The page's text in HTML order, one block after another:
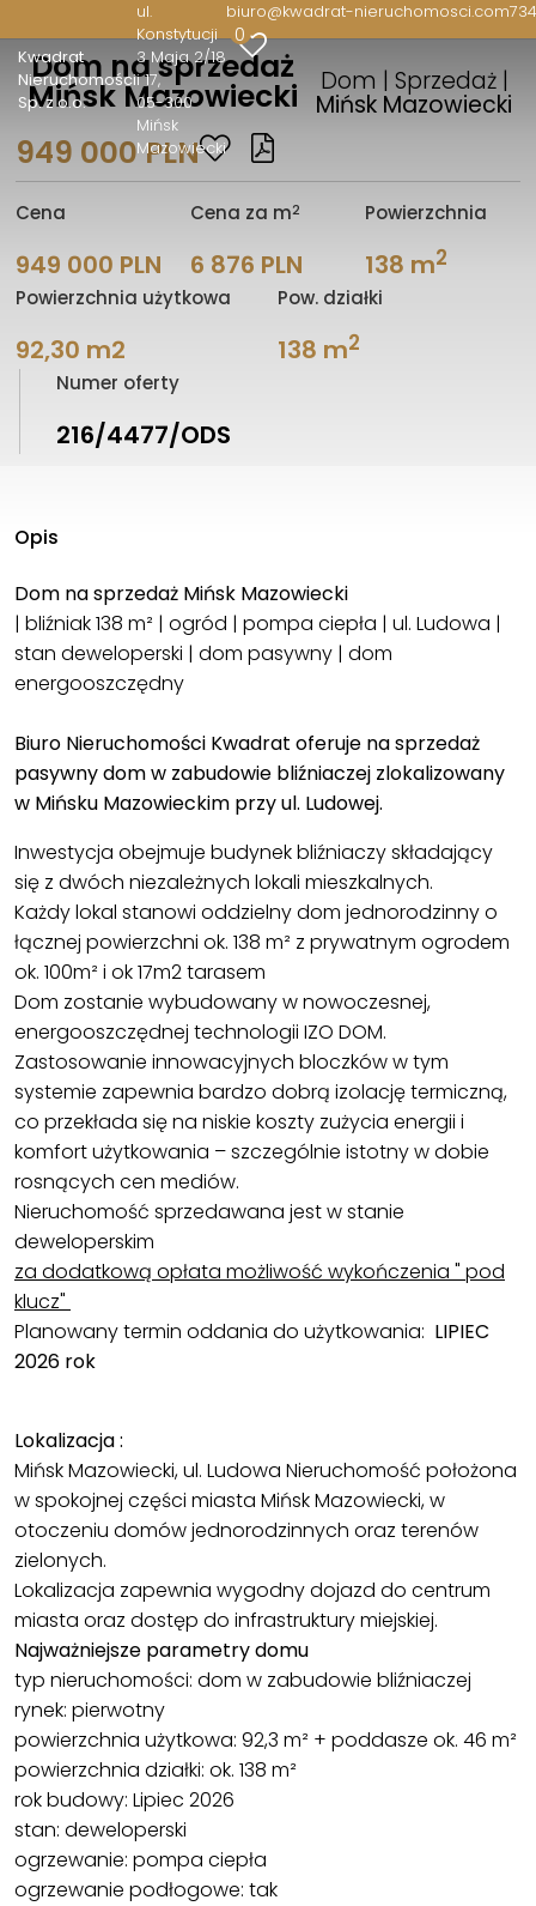
Kwadrat
Nieruchomości
Sp. z o.o.
ul.
Konstytucji
3 Maja 2/18
i 17
05-300
Mińsk
Mazowiecki
biuro@kwadrat-nieruchomosci.com
0
Dom na sprzedaż
Mińsk Mazowiecki Dom | Sprzedaż |
Mińsk Mazowiecki
949 000 PLN
Cena
949 000 PLN
Cena za m2
6 876 PLN
Powierzchnia
138 m2
Powierzchnia użytkowa
92,30 m2
Pow. działki
138 m2
Numer oferty
216/4477/ODS
Opis
Dom na sprzedaż Mińsk Mazowiecki
| bliźniak 138 m² | ogród | pompa ciepła | ul. Ludowa |
stan deweloperski | dom pasywny | dom
energooszczędny
Biuro Nieruchomości Kwadrat oferuje na sprzedaż
pasywny dom w zabudowie bliźniaczej zlokalizowany
w Mińsku Mazowieckim przy ul. Ludowej.
Inwestycja obejmuje budynek bliźniaczy składający
się z dwóch niezależnych lokali mieszkalnych.
Każdy lokal stanowi oddzielny dom jednorodzinny o
łącznej powierzchni ok. 138 m² z prywatnym ogrodem
ok. 100m² i ok 17m2 tarasem
Dom zostanie wybudowany w nowoczesnej,
energooszczędnej technologii IZO DOM.
Zastosowanie innowacyjnych bloczków w tym
systemie zapewnia bardzo dobrą izolację termiczną,
co przekłada się na niskie koszty zużycia energii i
komfort użytkowania – szczególnie istotny w dobie
rosnących cen mediów.
Nieruchomość sprzedawana jest w stanie
deweloperskim
za dodatkową opłata możliwość wykończenia " pod
klucz"
Planowany termin oddania do użytkowania: LIPIEC
2026 rok
Lokalizacja :
Mińsk Mazowiecki, ul. Ludowa Nieruchomość położona
w spokojnej części miasta Mińsk Mazowiecki, w
otoczeniu domów jednorodzinnych oraz terenów
zielonych.
Lokalizacja zapewnia wygodny dojazd do centrum
miasta oraz dostęp do infrastruktury miejskiej.
Najważniejsze parametry domu
typ nieruchomości: dom w zabudowie bliźniaczej
rynek: pierwotny
powierzchnia użytkowa: 92,3 m² + poddasze ok. 46 m²
powierzchnia działki: ok. 138 m²
rok budowy: Lipiec 2026
stan: deweloperski
ogrzewanie: pompa ciepła
ogrzewanie podłogowe: tak